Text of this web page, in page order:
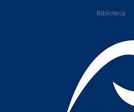
Biblioteca